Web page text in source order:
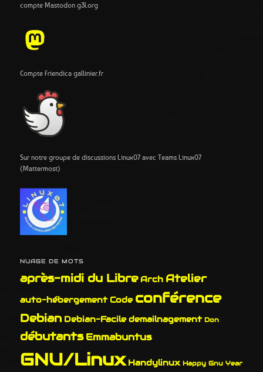
compte Mastodon g3l.org
Compte Friendica gallinier.fr
Sur notre groupe de discussions Linux07 avec Teams Linux07
(Mattermost)
NUAGE DE MOTS
après-midi du Libre Arch Atelier
auto-hébergement Code conférence
Debian Debian-Facile demailnagement Don
débutants Emmabuntus
GNU/Linux Handylinux Happy Gnu Year